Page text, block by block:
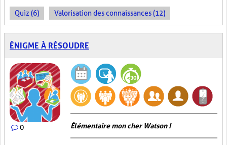
Quiz (6) Valorisation des connaissances (12)
ÉNIGME À RÉSOUDRE
0 Élémentaire mon cher Watson !